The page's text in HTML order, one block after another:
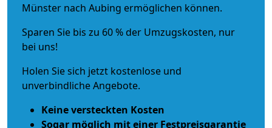
Münster nach Aubing ermöglichen können.
Sparen Sie bis zu 60 % der Umzugskosten, nur
bei uns!
Holen Sie sich jetzt kostenlose und
unverbindliche Angebote.
Keine versteckten Kosten
Sogar möglich mit einer Festpreisgarantie